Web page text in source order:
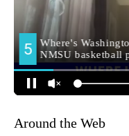
Around the Web